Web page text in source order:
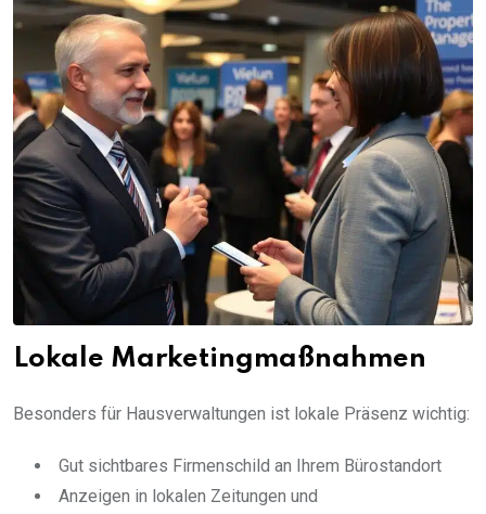
Lokale Marketingmaßnahmen
Besonders für Hausverwaltungen ist lokale Präsenz wichtig:
Gut sichtbares Firmenschild an Ihrem Bürostandort
Anzeigen in lokalen Zeitungen und